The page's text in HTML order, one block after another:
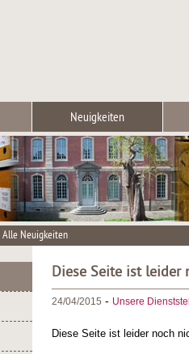
Neuigkeiten
Alle Neuigkeiten
Diese Seite ist leider
24/04/2015 - Unsere
Diese Seite ist leider noch